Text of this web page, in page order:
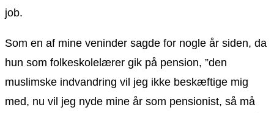
job.
Som en af mine veninder sagde for nogle år siden, da
hun som folkeskolelærer gik på pension, ”den
muslimske indvandring vil jeg ikke beskæftige mig
med, nu vil jeg nyde mine år som pensionist, så må